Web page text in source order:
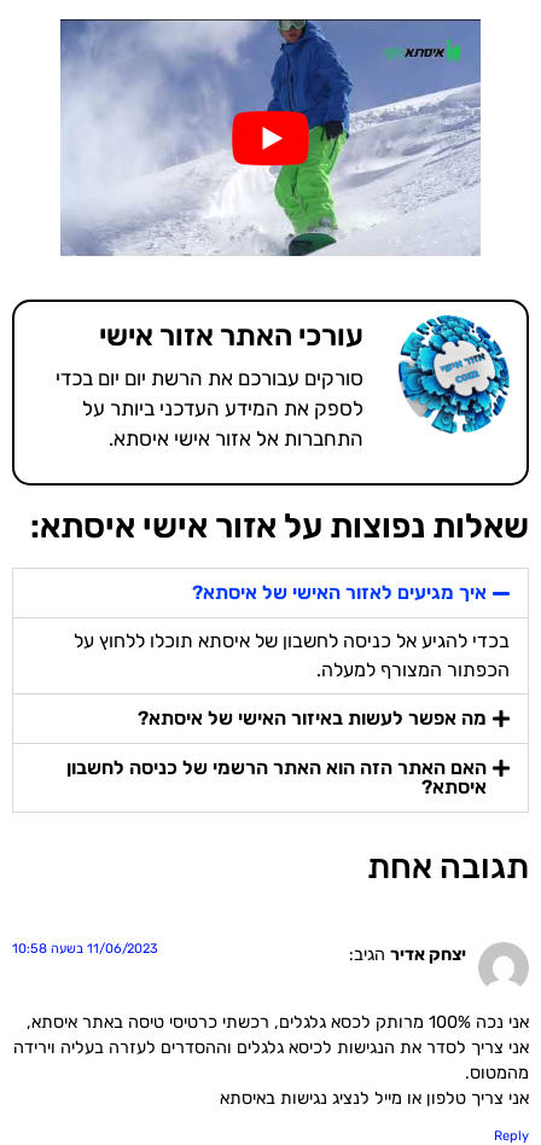
עורכי האתר אזור אישי
סורקים עבורכם את הרשת יום יום בכדי
לספק את המידע העדכני ביותר על
התחברות אל אזור אישי איסתא.
שאלות נפוצות על אזור אישי איסתא:
איך מגיעים לאזור האישי של איסתא?
בכדי להגיע אל כניסה לחשבון של איסתא תוכלו ללחוץ על
הכפתור המצורף למעלה.
מה אפשר לעשות באיזור האישי של איסתא?
האם האתר הזה הוא האתר הרשמי של כניסה לחשבון
איסתא?
תגובה אחת
יצחק אדיר הגיב: 11/06/2023 בשעה 10:58
אני נכה 100% מרותק לכסא גלגלים, רכשתי כרטיסי טיסה באתר איסתא,
אני צריך לסדר את הנגישות לכיסא גלגלים וההסדרים לעזרה בעליה וירידה
מהמטוס.
אני צריך טלפון או מייל לנציג נגישות באיסתא
Reply